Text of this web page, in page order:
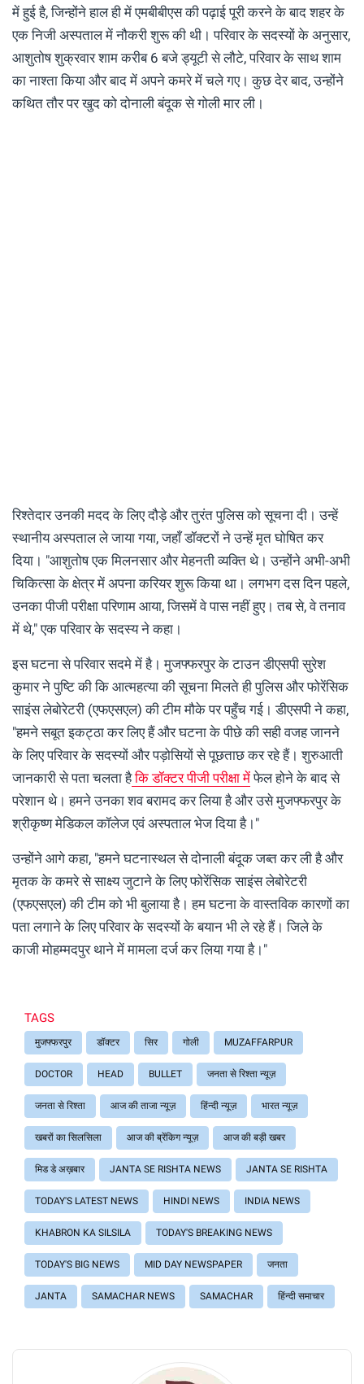
में हुई है, जिन्होंने हाल ही में एमबीबीएस की पढ़ाई पूरी करने के बाद शहर के
एक निजी अस्पताल में नौकरी शुरू की थी। परिवार के सदस्यों के अनुसार,
आशुतोष शुक्रवार शाम करीब 6 बजे ड्यूटी से लौटे, परिवार के साथ शाम
का नाश्ता किया और बाद में अपने कमरे में चले गए। कुछ देर बाद, उन्होंने
कथित तौर पर खुद को दोनाली बंदूक से गोली मार ली।
रिश्तेदार उनकी मदद के लिए दौड़े और तुरंत पुलिस को सूचना दी। उन्हें
स्थानीय अस्पताल ले जाया गया, जहाँ डॉक्टरों ने उन्हें मृत घोषित कर
दिया। "आशुतोष एक मिलनसार और मेहनती व्यक्ति थे। उन्होंने अभी-अभी
चिकित्सा के क्षेत्र में अपना करियर शुरू किया था। लगभग दस दिन पहले,
उनका पीजी परीक्षा परिणाम आया, जिसमें वे पास नहीं हुए। तब से, वे तनाव
में थे," एक परिवार के सदस्य ने कहा।
इस घटना से परिवार सदमे में है। मुजफ्फरपुर के टाउन डीएसपी सुरेश
कुमार ने पुष्टि की कि आत्महत्या की सूचना मिलते ही पुलिस और फोरेंसिक
साइंस लेबोरेटरी (एफएसएल) की टीम मौके पर पहुँच गई। डीएसपी ने कहा,
"हमने सबूत इकट्ठा कर लिए हैं और घटना के पीछे की सही वजह जानने
के लिए परिवार के सदस्यों और पड़ोसियों से पूछताछ कर रहे हैं। शुरुआती
जानकारी से पता चलता हैकि डॉक्टर पीजी परीक्षा मेंफेल होने के बाद से
परेशान थे। हमने उनका शव बरामद कर लिया है और उसे मुजफ्फरपुर के
श्रीकृष्ण मेडिकल कॉलेज एवं अस्पताल भेज दिया है।"
उन्होंने आगे कहा, "हमने घटनास्थल से दोनाली बंदूक जब्त कर ली है और
मृतक के कमरे से साक्ष्य जुटाने के लिए फोरेंसिक साइंस लेबोरेटरी
(एफएसएल) की टीम को भी बुलाया है। हम घटना के वास्तविक कारणों का
पता लगाने के लिए परिवार के सदस्यों के बयान भी ले रहे हैं। जिले के
काजी मोहम्मदपुर थाने में मामला दर्ज कर लिया गया है।"
TAGS
मुजफ्फरपुर डॉक्टर सिर गोली MUZAFFARPUR
DOCTOR HEAD BULLET जनता से रिश्ता न्यूज़
जनता से रिश्ता आज की ताजा न्यूज़ हिंन्दी न्यूज़ भारत न्यूज़
खबरों का सिलसिला आज की ब्रेंकिग न्यूज़ आज की बड़ी खबर
मिड डे अख़बार JANTA SE RISHTA NEWS JANTA SE RISHTA
TODAY'S LATEST NEWS HINDI NEWS INDIA NEWS
KHABRON KA SILSILA TODAY'S BREAKING NEWS
TODAY'S BIG NEWS MID DAY NEWSPAPER जनता
JANTA SAMACHAR NEWS SAMACHAR हिंन्दी समाचार